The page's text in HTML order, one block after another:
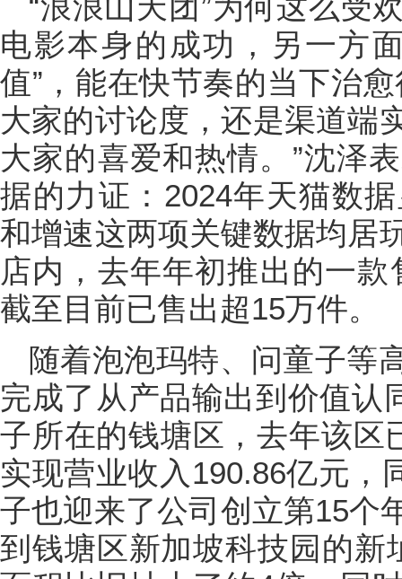
电影本身的成功，另一方
值”，能在快节奏的当下治
大家的讨论度，还是渠道端
大家的喜爱和热情。”沈泽
据的力证：2024年天猫数
和增速这两项关键数据均居
店内，去年年初推出的一款
截至目前已售出超15万件。
随着泡泡玛特、问童子等
完成了从产品输出到价值认
子所在的钱塘区，去年该区
实现营业收入190.86亿元，
子也迎来了公司创立第15个
到钱塘区新加坡科技园的